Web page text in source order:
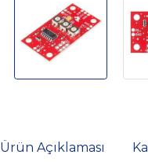
Ürün Açıklaması